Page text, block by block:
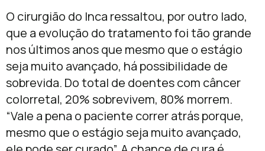
O cirurgião do Inca ressaltou, por outro lado,
que a evolução do tratamento foi tão grande
nos últimos anos que mesmo que o estágio
seja muito avançado, há possibilidade de
sobrevida. Do total de doentes com câncer
colorretal, 20% sobrevivem, 80% morrem.
“Vale a pena o paciente correr atrás porque,
mesmo que o estágio seja muito avançado,